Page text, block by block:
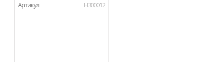
Артикул H300012